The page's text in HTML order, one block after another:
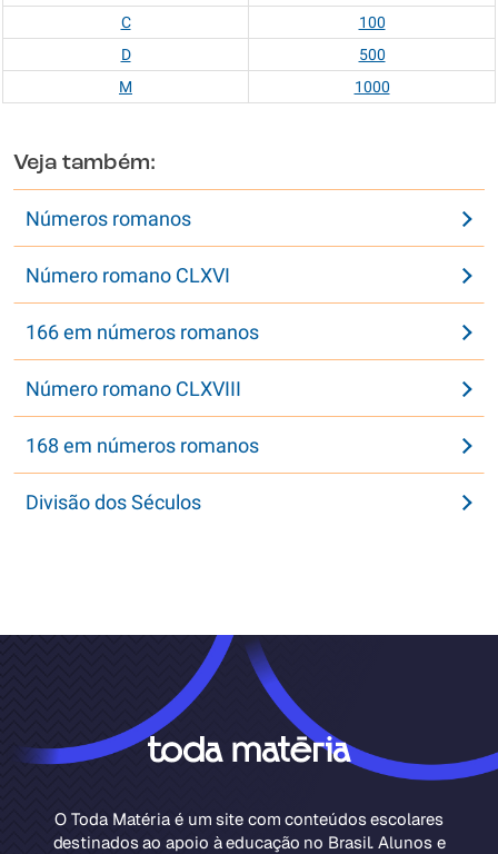
C
100
D
500
M
1000
Veja também:
Números romanos
Número romano CLXVI
166 em números romanos
Número romano CLXVIII
168 em números romanos
Divisão dos Séculos
O Toda Matéria é um site com conteúdos escolares
destinados ao apoio à educação no Brasil. Alunos e